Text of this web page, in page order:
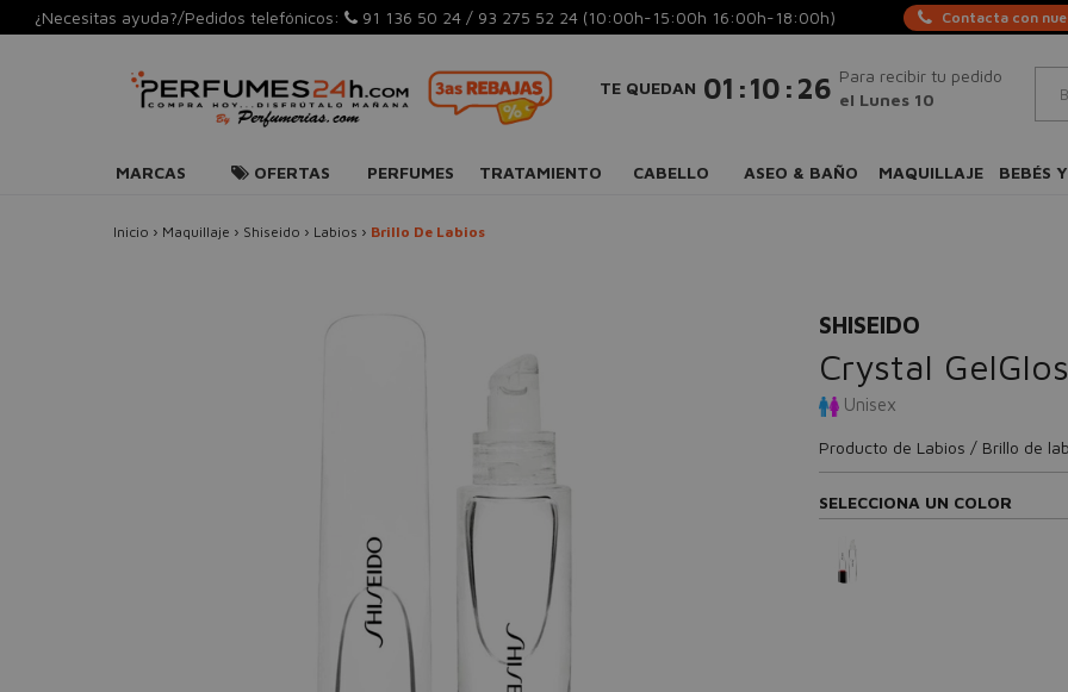
¿Necesitas ayuda?/Pedidos telefónicos: 91 136 50 24 / 93 275 52 24 (10:00h-15:00h 16:00h-18:00h) Contacta con
TE QUEDAN 01 :10 : 26 Para recibir tu pedido
el Lunes 10
MARCAS OFERTAS PERFUMES TRATAMIENTO CABELLO ASEO & BAÑO MAQUILLAJE BEBÉS
Inicio › Maquillaje › Shiseido › Labios › Brillo De Labios
SHISEIDO
Crystal
Unisex
Producto de Labios / Brillo de
SELECCIONA UN COLOR